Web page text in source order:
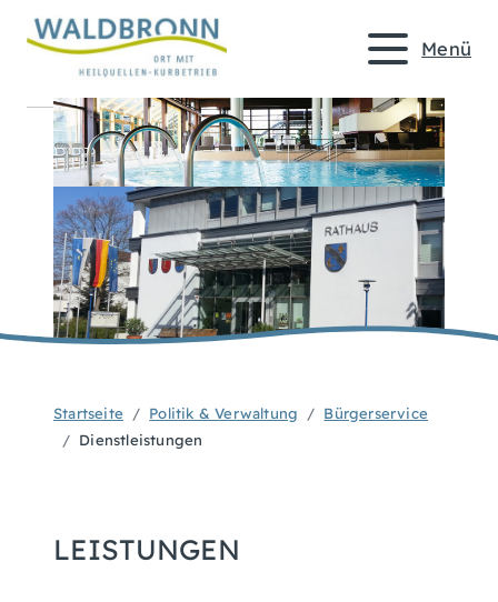
Menü
Startseite Politik & Verwaltung
Bürgerservice
Dienstleistungen
LEISTUNGEN